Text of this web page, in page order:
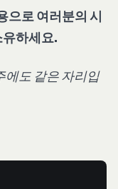
으로 여러분의 시
유하세요.
에도 같은 자리입